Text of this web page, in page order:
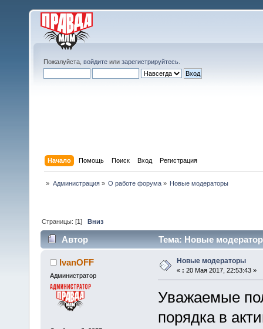
Пожалуйста, войдите или зарегистрируйтесь
Начало Помощь Поиск Вход Регистрация
» Администрация» О работе форума» Новые модераторы
Страницы: [1]Вниз
Автор Тема: Новые
IvanOFF
Администратор
Новые модераторы
« : 20 Мая 2017, 22:53:43 »
Уважаемые
порядка в